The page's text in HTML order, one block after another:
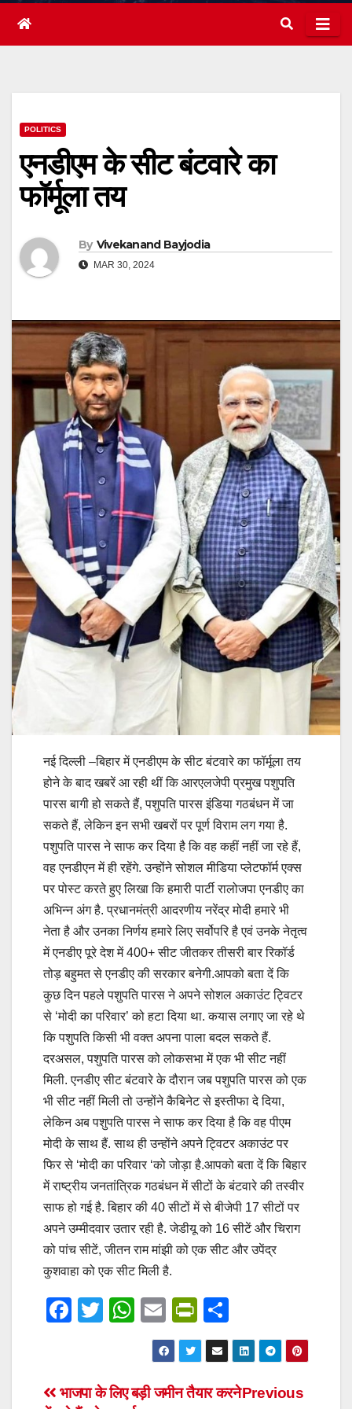
POLITICS
एनडीएम के सीट बंटवारे का
फॉर्मूला तय
By Vivekanand Bayjodia
MAR 30, 2024
नई दिल्ली –बिहार में एनडीएम के सीट बंटवारे का फॉर्मूला तय
होने के बाद खबरें आ रही थीं कि आरएलजेपी प्रमुख पशुपति
पारस बागी हो सकते हैं, पशुपति पारस इंडिया गठबंधन में जा
सकते हैं, लेकिन इन सभी खबरों पर पूर्ण विराम लग गया है.
पशुपति पारस ने साफ कर दिया है कि वह कहीं नहीं जा रहे हैं,
वह एनडीएन में ही रहेंगे. उन्होंने सोशल मीडिया प्लेटफॉर्म एक्स
पर पोस्ट करते हुए लिखा कि हमारी पार्टी रालोजपा एनडीए का
अभिन्न अंग है. प्रधानमंत्री आदरणीय नरेंद्र मोदी हमारे भी
नेता है और उनका निर्णय हमारे लिए सर्वोपरि है एवं उनके नेतृत्व
में एनडीए पूरे देश में 400+ सीट जीतकर तीसरी बार रिकॉर्ड
तोड़ बहुमत से एनडीए की सरकार बनेगी.आपको बता दें कि
कुछ दिन पहले पशुपति पारस ने अपने सोशल अकाउंट ट्विटर
से ‘मोदी का परिवार’ को हटा दिया था. कयास लगाए जा रहे थे
कि पशुपति किसी भी वक्त अपना पाला बदल सकते हैं.
दरअसल, पशुपति पारस को लोकसभा में एक भी सीट नहीं
मिली. एनडीए सीट बंटवारे के दौरान जब पशुपति पारस को एक
भी सीट नहीं मिली तो उन्होंने कैबिनेट से इस्तीफा दे दिया,
लेकिन अब पशुपति पारस ने साफ कर दिया है कि वह पीएम
मोदी के साथ हैं. साथ ही उन्होंने अपने ट्विटर अकाउंट पर
फिर से ‘मोदी का परिवार ‘को जोड़ा है.आपको बता दें कि बिहार
में राष्ट्रीय जनतांत्रिक गठबंधन में सीटों के बंटवारे की तस्वीर
साफ हो गई है. बिहार की 40 सीटों में से बीजेपी 17 सीटों पर
अपने उम्मीदवार उतार रही है. जेडीयू को 16 सीटें और चिराग
को पांच सीटें, जीतन राम मांझी को एक सीट और उपेंद्र
कुशवाहा को एक सीट मिली है.
F
e
T
er
W
at
s
E
m
ail
Pr
in
tF
ri
h
ar
e
Post
Previous
भाजपा के लिए बड़ी जमीन तैयार करने